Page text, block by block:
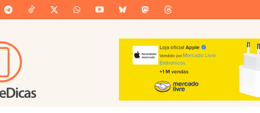
iPhoneDicas